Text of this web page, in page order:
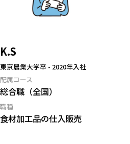
K.S
東京農業大学卒 - 2020年入社
配属コース
総合職（全国）
職種
食材加工品の仕入販売